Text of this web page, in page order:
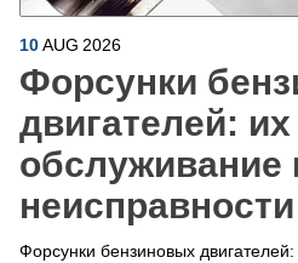
10AUG 2026
Форсунки
двигателей: их
обслуживание
неисправности
Форсунки бензиновых